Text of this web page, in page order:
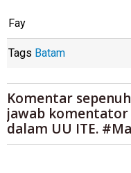
Fay
Tags Batam
Komentar
jawab
dalam UU ITE.